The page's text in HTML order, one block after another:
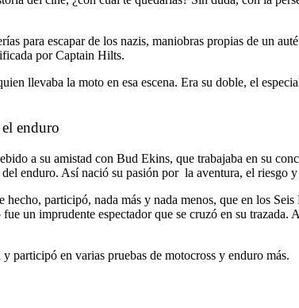
para escapar de los nazis, maniobras propias de un
por Captain Hilts.
llevaba la moto en esa escena. Era su doble, el
enduro
a su amistad con Bud Ekins, que trabajaba en su
enduro. Así nació su pasión por la aventura, el riesgo
participó, nada más y nada menos, que en los
un imprudente espectador que se cruzó en su
participó en varias pruebas de motocross y enduro más.